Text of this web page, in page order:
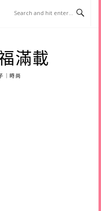
滿載
｜時尚